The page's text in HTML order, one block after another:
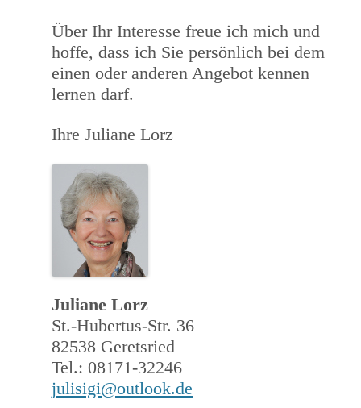
Über Ihr Interesse freue ich mich und
hoffe, dass ich Sie persönlich bei dem
einen oder anderen Angebot kennen
lernen darf.
Ihre Juliane Lorz
Juliane Lorz
St.-Hubertus-Str. 36
82538 Geretsried
Tel.: 08171-32246
julisigi@outlook.de